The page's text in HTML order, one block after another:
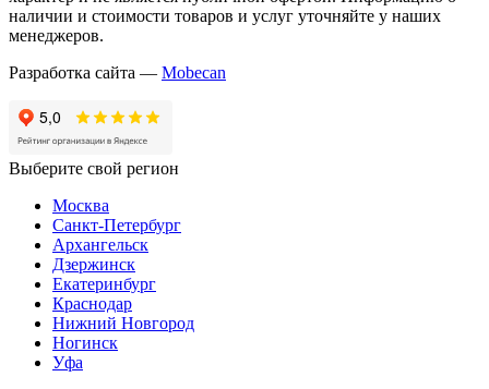
наличии и стоимости товаров и услуг уточняйте у наших
менеджеров.
Разработка сайта — Mobecan
Выберите свой регион
Москва
Санкт-Петербург
Архангельск
Дзержинск
Екатеринбург
Краснодар
Нижний Новгород
Ногинск
Уфа